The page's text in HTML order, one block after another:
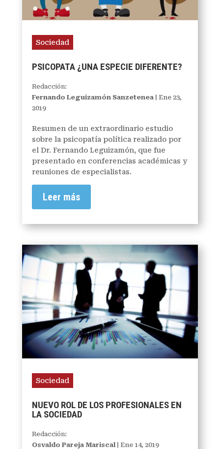
Sociedad
PSICOPATA ¿UNA ESPECIE DIFERENTE?
Redacción:
Fernando Leguizamón Sanzetenea
Ene 23,
2019
Resumen de un extraordinario estudio
sobre la psicopatía política realizado por
el Dr. Fernando Leguizamón, que fue
presentado en conferencias académicas y
reuniones de especialistas.
Leer más
Sociedad
NUEVO ROL DE LOS PROFESIONALES EN
LA SOCIEDAD
Redacción:
Osvaldo Pareja Mariscal| Ene 14, 2019